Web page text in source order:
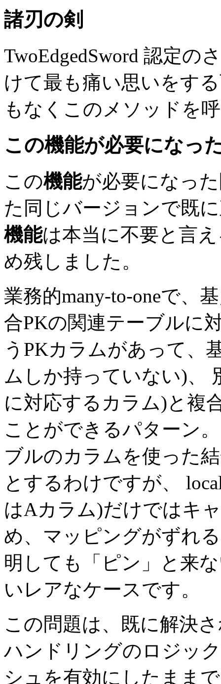
諸刃の剣
TwoEdgedSword 認定の
けて最も痛い思いをす
もなくこのメソッドを
この機能が必要になっ
この機能が必要になっ
た同じバージョンで既
機能は本当に不要と言
め残しました。
業務的many-to-oneで、
合PKの関連テーブルに
うPKカラムがあって、
ムしか持っていない)、
に対応するカラム)と複
ことができるパターン
ブルのカラムを使った
とするわけですが、
はAカラム)だけではキ
め、マッピングがずれ
明しても「ピン」と来
いレアなケースです。
この問題は、既に解決
ハンドリングのロジッ
シュを有効にしたまま